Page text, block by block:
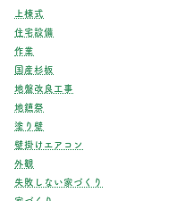
上棟式
住宅設備
作業
国産杉板
地盤改良工事
地鎮祭
塗り壁
壁掛けエアコン
外観
失敗しない家づくり